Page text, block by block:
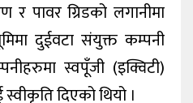
र पावर ग्रिडको लगानीमा
दुईवटा संयुक्त कम्पनी
स्वपूँजी (इक्विटी)
दिएको थियो ।